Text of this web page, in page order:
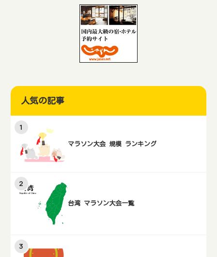
人気の記事